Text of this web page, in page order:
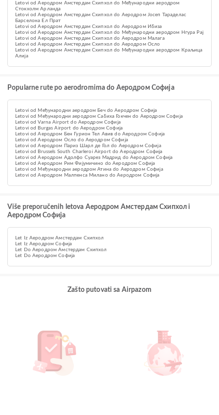
Letovi od Aеродром Амстердам Схипхол do Међународни аеродром
Стокхолм Арланда
Letovi od Aеродром Амстердам Схипхол do Аеродром Јосеп Тараделас
Барселона Ел Прат
Letovi od Aеродром Амстердам Схипхол do Aеродром Ибиза
Letovi od Aеродром Амстердам Схипхол do Међународни аеродром Нгура Рај
Letovi od Aеродром Амстердам Схипхол do Аеродром Малага
Letovi od Aеродром Амстердам Схипхол do Aеродром Осло
Letovi od Aеродром Амстердам Схипхол do Међународни аеродром Краљица
Алија
Popularne rute po aerodromima do Аеродром Софија
Letovi od Међународни аеродром Беч do Аеродром Софија
Letovi od Међународни аеродром Сабиха Гокчен do Аеродром Софија
Letovi od Varna Airport do Аеродром Софија
Letovi od Burgas Airport do Аеродром Софија
Letovi od Аеродром Бен Гурион Тел Авив do Аеродром Софија
Letovi od Aеродром Осло do Аеродром Софија
Letovi od Aеродром Париз Шарл де Гол do Аеродром Софија
Letovi od Brussels South Charleroi Airport do Аеродром Софија
Letovi od Аеродром Адолфо Суарез Мадрид do Аеродром Софија
Letovi od Аеродром Рим Фијумичино do Аеродром Софија
Letovi od Међународни аеродром Атина do Аеродром Софија
Letovi od Аеродром Малпенса Милано do Аеродром Софија
Više preporučenih letova Aеродром Амстердам Схипхол i
Аеродром Софија
Let Iz Aеродром Амстердам Схипхол
Let Iz Аеродром Софија
Let Do Aеродром Амстердам Схипхол
Let Do Аеродром Софија
Zašto putovati sa Airpazom